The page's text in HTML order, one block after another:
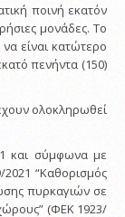
ποινή εκατόν
μονάδες. Το
είναι κατώτερο
πενήντα (150)
ολοκληρωθεί
και σύμφωνα με
“Καθορισμός
πυρκαγιών σε
(ΦΕΚ 1923/